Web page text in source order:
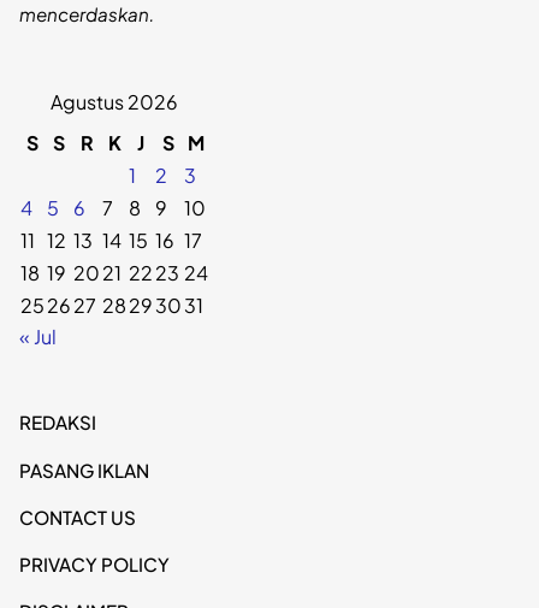
mencerdaskan.
Agustus 2026
S S R K J S M
1
2
3
4
5 6 7 8 9
10
11 12 13 14 15 16 17
18 19 2021 2223 24
252627 28293031
« Jul
REDAKSI
PASANG IKLAN
CONTACT US
PRIVACY POLICY